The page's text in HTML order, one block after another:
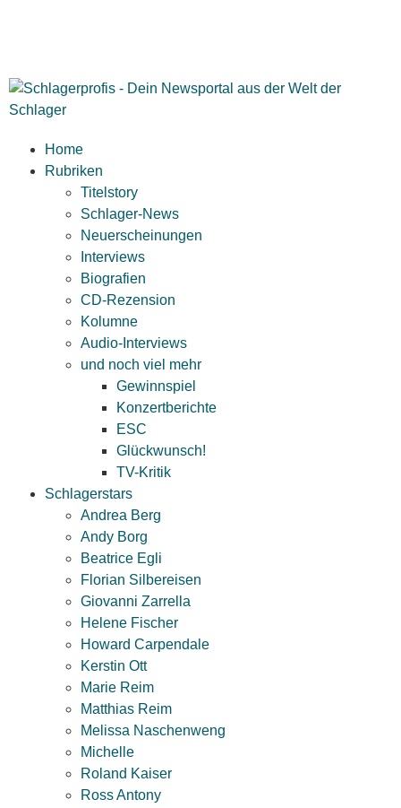
Home
Rubriken
Titelstory
Schlager-News
Neuerscheinungen
Interviews
Biografien
CD-Rezension
Kolumne
Audio-Interviews
und noch viel mehr
Gewinnspiel
Konzertberichte
ESC
Glückwunsch!
TV-Kritik
Schlagerstars
Andrea Berg
Andy Borg
Beatrice Egli
Florian Silbereisen
Giovanni Zarrella
Helene Fischer
Howard Carpendale
Kerstin Ott
Marie Reim
Matthias Reim
Melissa Naschenweng
Michelle
Roland Kaiser
Ross Antony